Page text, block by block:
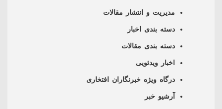
مدیریت و انتشار مقالات
دسته بندی اخبار
دسته بندی مقالات
اخبار ویدئویی
درگاه ویژه خبرنگاران افتخاری
آرشیو خبر